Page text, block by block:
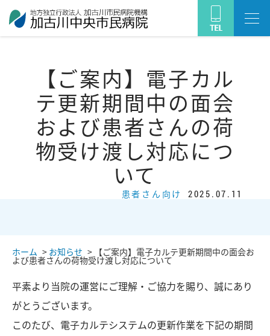
【ご案内】電子カル
テ更新期間中の面会
および患者さんの荷
物受け渡し対応につ
いて
患者さん向け 2025.07.11
ホーム > お知らせ > 【ご案内】電子カルテ更新期間中の面会お
よび患者さんの荷物受け渡し対応について
平素より当院の運営にご理解・ご協力を賜り、誠にあり
がとうございます。
このたび、電子カルテシステムの更新作業を下記の期間